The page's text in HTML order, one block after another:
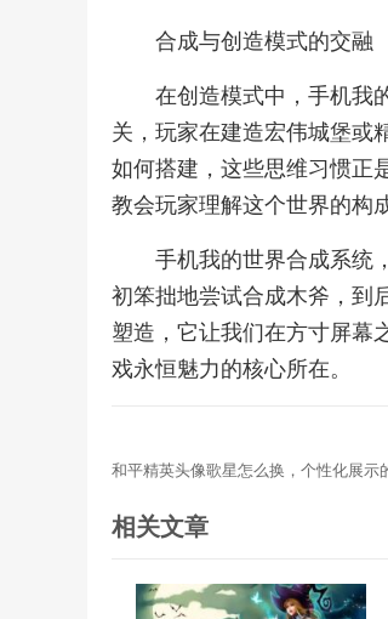
合成与创造模式的交融
在创造模式中，手机我
关，玩家在建造宏伟城堡或
如何搭建，这些思维习惯正
教会玩家理解这个世界的构
手机我的世界合成系统
初笨拙地尝试合成木斧，到
塑造，它让我们在方寸屏幕
戏永恒魅力的核心所在。
和平精英头像歌星怎么换，个性化展示
相关文章